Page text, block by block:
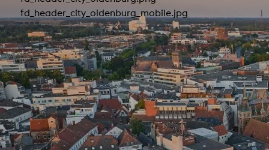
fd_header_city_oldenburg_mobile.jpg